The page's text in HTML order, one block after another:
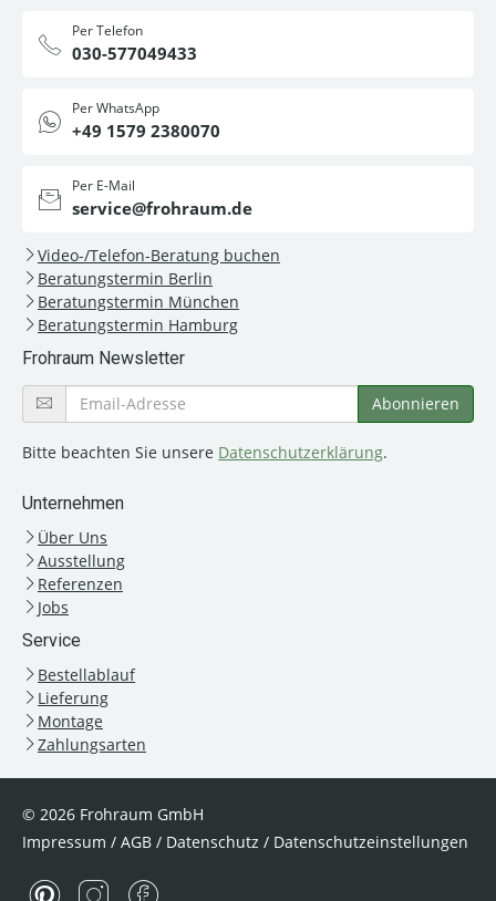
Per Telefon
030-577049433
Per WhatsApp
+49 1579 2380070
Per E-Mail
service@frohraum.de
Video-/Telefon-Beratung buchen
Beratungstermin Berlin
Beratungstermin München
Beratungstermin Hamburg
Frohraum Newsletter
Bitte beachten Sie unsere Datenschutzerklärung.
Unternehmen
Über Uns
Ausstellung
Referenzen
Jobs
Service
Bestellablauf
Lieferung
Montage
Zahlungsarten
© 2026 Frohraum GmbH
Impressum / AGB / Datenschutz / Datenschutzeinstellungen